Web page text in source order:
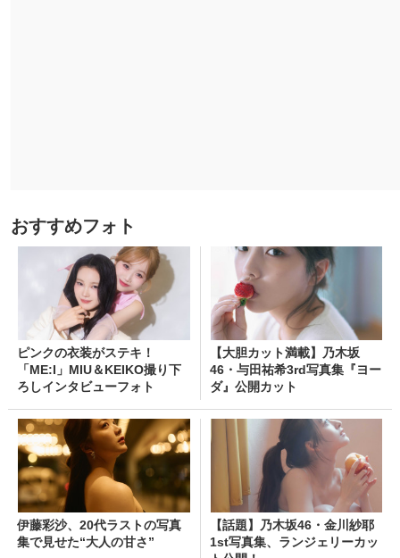
おすすめフォト
ピンクの衣装がステキ！
「ME:I」MIU＆KEIKO撮り下
ろしインタビューフォト
【大胆カット満載】乃木坂
46・与田祐希3rd写真集『ヨー
ダ』公開カット
伊藤彩沙、20代ラストの写真
集で見せた“大人の甘さ”
【話題】乃木坂46・金川紗耶
1st写真集、ランジェリーカッ